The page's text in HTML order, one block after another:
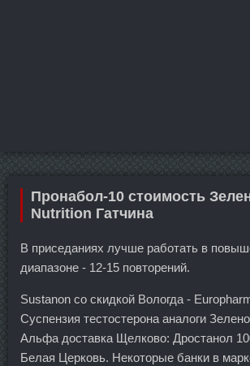
Пронабол-10 стоимость
Nutrition Гатчина
В приседаниях лучше работать в
диапазоне - 12-15 повторений.
Sustanon со скидкой Вологда -
Суспензия тестостерона аналоги
Альфа доставка Щелково: Дростанол
Белая Церковь. Некоторые банки в